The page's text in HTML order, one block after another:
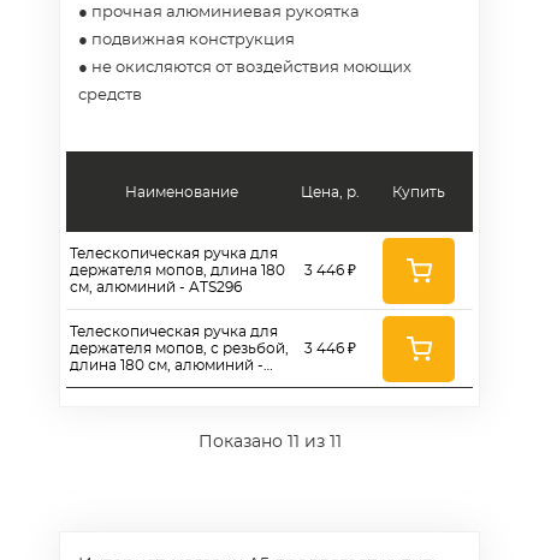
● прочная алюминиевая рукоятка
● подвижная конструкция
● не окисляются от воздействия моющих
средств
Наименование
Телескопическая ручка для
держателя мопов, длина 180
см, алюминий - ATS296
Телескопическая ручка для
держателя мопов, с резьбой,
длина 180 см, алюминий -
Цена, р.
3 446 ₽
3 446 ₽
Купить
Показано из 11